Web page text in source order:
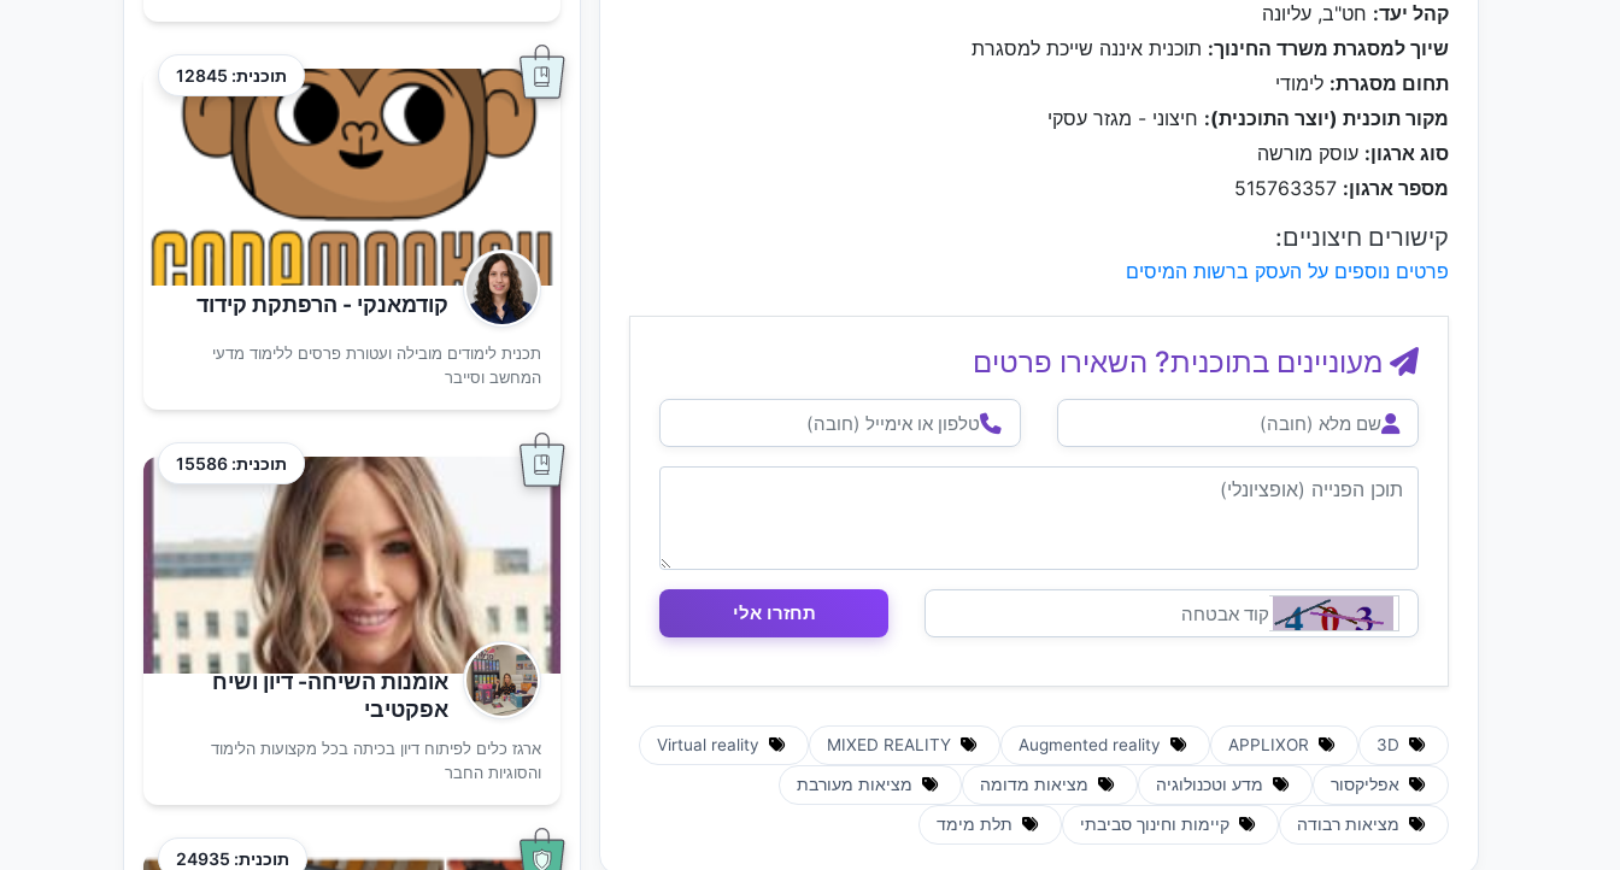
קהל יעד: חט"ב, עליונה
שיוך למסגרת משרד החינוך: תוכנית איננה שייכת למסגרת
תחום מסגרת: לימודי
מקור תוכנית (יוצר התוכנית): חיצוני - מגזר עסקי
סוג ארגון: עוסק מורשה
מספר ארגון:
קישורים חיצוניים:
פרטים נוספים על העסק ברשות המיסים
מעוניינים בתוכנית? השאירו פרטים
אפליקסור מדע וטכנולוגיה מציאות מדומה מציאות מעורבת
מציאות רבודה קיימות וחינוך סביבתי תלת מימד
תוכנית: 12845
קודמאנקי - הרפתקת קידוד
תכנית לימודים מובילה ועטורת פרסים ללימוד מדעי
המחשב וסייבר
תוכנית: 15586
אומנות השיחה- דיון ושיח
אפקטיבי
ארגז כלים לפיתוח דיון בכיתה בכל מקצועות הלימוד
והסוגיות החבר
תוכנית: 24935